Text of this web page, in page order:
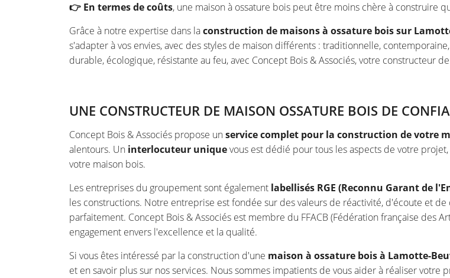
👉 En termes de coûts, une maison à ossature bois peut être moins chère à construire
Grâce à notre expertise dans laconstruction de maisons à ossature bois sur
s'adapter à vos envies, avec des styles de maison différents : traditionnelle,
durable, écologique, résistante au feu, avec Concept Bois & Associés, votre constructeur
UNE CONSTRUCTEUR DE MAISON OSSATURE BOIS DE
Concept Bois & Associés propose unservice complet pour la construction de votre
alentours. Un interlocuteur uniquevous est dédié pour tous les aspects de votre
votre maison bois.
Les entreprises du groupement sont également labellisés RGE (Reconnu Garant de
les constructions. Notre entreprise est fondée sur des valeurs de réactivité, d'écoute et
parfaitement. Concept Bois & Associés est membre du FFACB (Fédération française des
engagement envers l'excellence et la qualité.
Si vous êtes intéressé par la construction d'une maison à ossature bois à Lamotte-
et en savoir plus sur nos services. Nous sommes impatients de vous aider à réaliser votre